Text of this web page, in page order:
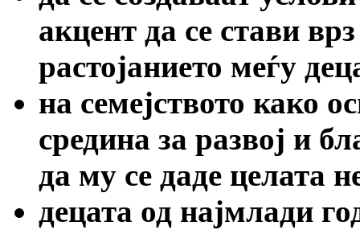
акцент да се стави
растојанието меѓу
на семејството како
средина за развој и
да му се даде целата
децата од најмлади